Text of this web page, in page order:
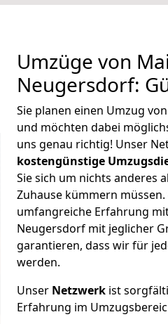
Umzüge von
Neugersdorf:
Sie planen einen Umzug
und möchten dabei
uns genau richtig! Unser
kostengünstige
Sie sich um nichts anderes
Zuhause kümmern
umfangreiche Erfahrung
Neugersdorf mit jeglicher
garantieren, dass wir für
werden.
Unser Netzwerk ist
Erfahrung im